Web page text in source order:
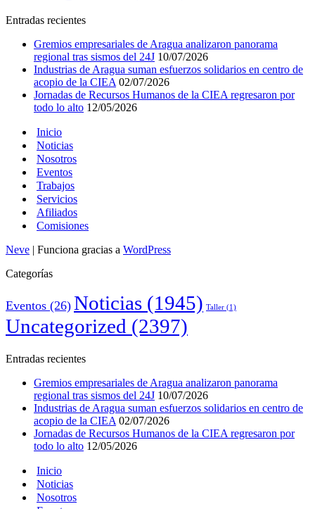
Entradas recientes
Gremios empresariales de Aragua analizaron panorama
regional tras sismos del 24J 10/07/2026
Industrias de Aragua suman esfuerzos solidarios en centro de
acopio de la CIEA 02/07/2026
Jornadas de Recursos Humanos de la CIEA regresaron por
todo lo alto 12/05/2026
Inicio
Noticias
Nosotros
Eventos
Trabajos
Servicios
Afiliados
Comisiones
Neve | Funciona gracias a WordPress
Categorías
Eventos (26) Noticias (1945) Taller (1)
Uncategorized (2397)
Entradas recientes
Gremios empresariales de Aragua analizaron panorama
regional tras sismos del 24J 10/07/2026
Industrias de Aragua suman esfuerzos solidarios en centro de
acopio de la CIEA 02/07/2026
Jornadas de Recursos Humanos de la CIEA regresaron por
todo lo alto 12/05/2026
Inicio
Noticias
Nosotros